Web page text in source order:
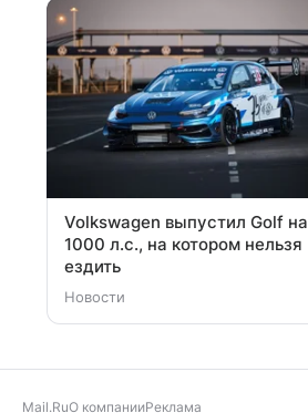
Volkswagen выпустил Golf на
1000 л.с., на котором нельзя
ездить
Новости
Mail.RuО компанииРеклама